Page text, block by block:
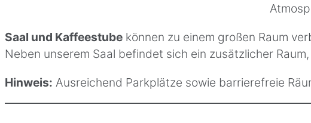
Saal und Kaffeestube können zu einem großen Raum
Neben unserem Saal befindet sich ein zusätzlicher
Hinweis: Ausreichend Parkplätze sowie barrierefreie